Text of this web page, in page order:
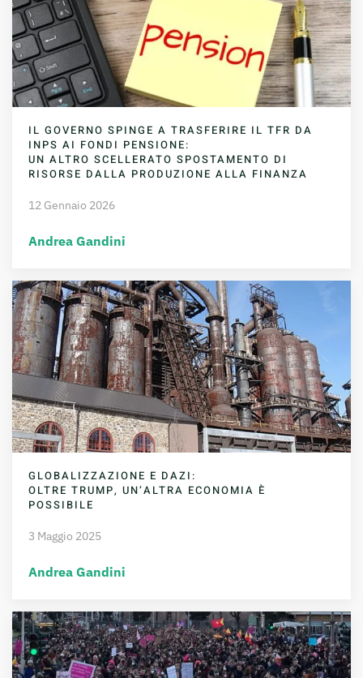
IL GOVERNO SPINGE A TRASFERIRE IL TFR DA
INPS AI FONDI PENSIONE:
UN ALTRO SCELLERATO SPOSTAMENTO DI
RISORSE DALLA PRODUZIONE ALLA FINANZA
12 Gennaio 2026
Andrea Gandini
GLOBALIZZAZIONE E DAZI:
OLTRE TRUMP, UN’ALTRA ECONOMIA È
POSSIBILE
3 Maggio 2025
Andrea Gandini